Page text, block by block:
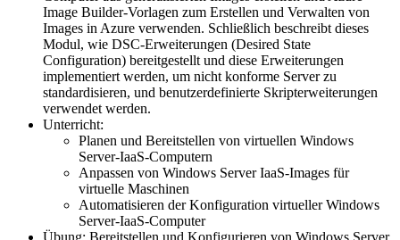
Image Builder-Vorlagen zum Erstellen und Verwalten von
Images in Azure verwenden. Schließlich beschreibt dieses
Modul, wie DSC-Erweiterungen (Desired State
Configuration) bereitgestellt und diese Erweiterungen
implementiert werden, um nicht konforme Server zu
standardisieren, und benutzerdefinierte Skripterweiterungen
verwendet werden.
Unterricht:
Planen und Bereitstellen von virtuellen Windows
Server-IaaS-Computern
Anpassen von Windows Server IaaS-Images für
virtuelle Maschinen
Automatisieren der Konfiguration virtueller Windows
Server-IaaS-Computer
Übung: Bereitstellen und Konfigurieren von Windows Server